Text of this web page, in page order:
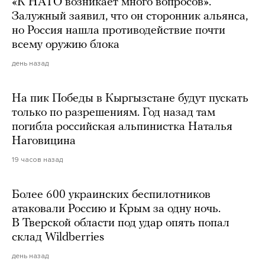
«К НАТО возникает много вопросов».
Залужный заявил, что он сторонник альянса,
но Россия нашла противодействие почти
всему оружию блока
день назад
На пик Победы в Кыргызстане будут пускать
только по разрешениям. Год назад там
погибла российская альпинистка Наталья
Наговицина
19 часов назад
Более 600 украинских беспилотников
атаковали Россию и Крым за одну ночь.
В Тверской области под удар опять попал
склад Wildberries
день назад